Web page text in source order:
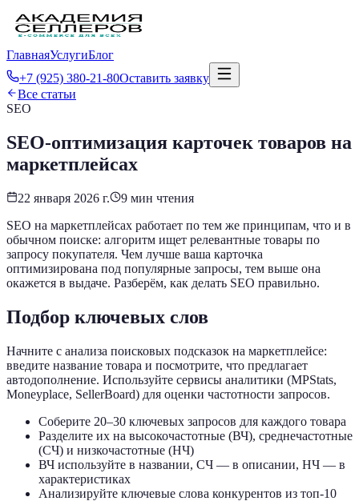
ГлавнаяУслугиБлог
+7 (925) 380-21-80Оставить заявку
Все статьи
SEO
SEO-оптимизация карточек товаров на
маркетплейсах
22 января 2026 г. 9 мин чтения
SEO на маркетплейсах работает по тем же принципам, что и в
обычном поиске: алгоритм ищет релевантные товары по
запросу покупателя. Чем лучше ваша карточка
оптимизирована под популярные запросы, тем выше она
окажется в выдаче. Разберём, как делать SEO правильно.
Подбор ключевых слов
Начните с анализа поисковых подсказок на маркетплейсе:
введите название товара и посмотрите, что предлагает
автодополнение. Используйте сервисы аналитики (MPStats,
Moneyplace, SellerBoard) для оценки частотности запросов.
Соберите 20–30 ключевых запросов для каждого товара
Разделите их на высокочастотные (ВЧ), среднечастотные
(СЧ) и низкочастотные (НЧ)
ВЧ используйте в названии, СЧ — в описании, НЧ — в
характеристиках
Анализируйте ключевые слова конкурентов из топ-10